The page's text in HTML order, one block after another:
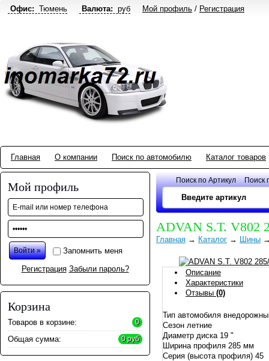
Офис: Тюмень Валюта: руб Мой профиль / Регистрация
Главная О компании Поиск по автомобилю Каталог товаров
Мой профиль
Запомнить меня
Регистрация Забыли пароль?
Корзина
Товаров в корзине: 0
Общая сумма: 0 руб
Поиск по Артикул Поиск
ADVAN S.T. V802
Главная → Каталог → Шины
Описание
Характеристики
Отзывы (0)
Тип автомобиля
Сезон летние
Диаметр диска 19 "
Ширина профиля 285 мм
Серия (высота профиля) 45